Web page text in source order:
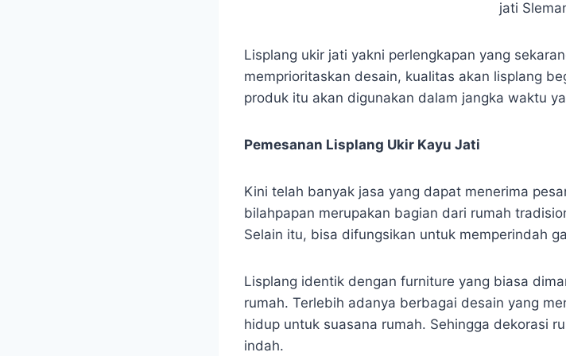
Lisplang ukir jati yakni perlengkapan yang
memprioritaskan desain, kualitas akan lisplang
produk itu akan digunakan dalam jangka waktu
Pemesanan Lisplang Ukir Kayu Jati
Kini telah banyak jasa yang dapat menerima
bilahpapan merupakan bagian dari rumah
Selain itu, bisa difungsikan untuk memperindah
Lisplang identik dengan furniture yang biasa
rumah. Terlebih adanya berbagai desain yang
hidup untuk suasana rumah. Sehingga dekorasi
indah.